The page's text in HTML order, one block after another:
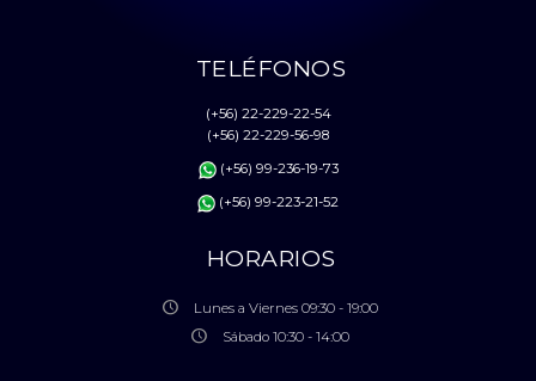
TELÉFONOS
(+56) 22-229-22-54
(+56) 22-229-56-98
(+56) 99-236-19-73
(+56) 99-223-21-52
HORARIOS
Lunes a Viernes 09:30 - 19:00
Sábado 10:30 - 14:00